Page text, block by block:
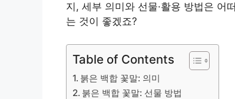
지, 세부 의미와 선물·활용 방법은 어
는 것이 좋겠죠?
Table of Contents
붉은 백합 꽃말: 의미
붉은 백합 꽃말: 선물 방법